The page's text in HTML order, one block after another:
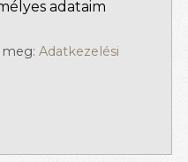
adataim
Adatkezelési